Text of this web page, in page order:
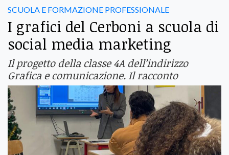
SCUOLA E FORMAZIONE PROFESSIONALE
I grafici del Cerboni a scuola di
social media marketing
Il progetto della classe 4A dell’indirizzo
Grafica e comunicazione. Il racconto